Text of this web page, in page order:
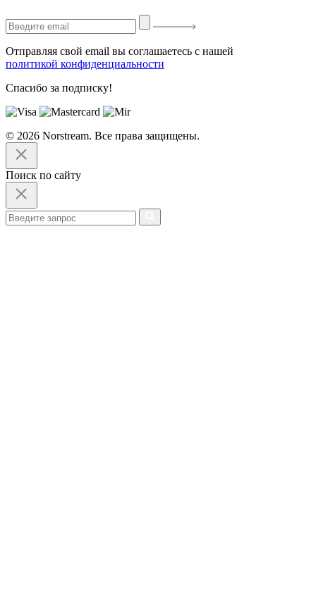
Отправляя свой email вы соглашаетесь с нашей
политикой конфиденциальности
Спасибо за подписку!
© 2026 Norstream. Все права защищены.
Поиск по сайту